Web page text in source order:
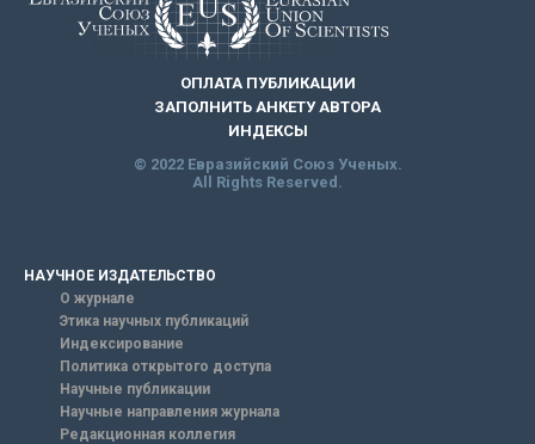
ОПЛАТА ПУБЛИКАЦИИ
ЗАПОЛНИТЬ АНКЕТУ АВТОРА
ИНДЕКСЫ
© 2022 Евразийский Союз Ученых.
All Rights Reserved.
НАУЧНОЕ ИЗДАТЕЛЬСТВО
О журнале
Этика научных публикаций
Индексирование
Политика открытого доступа
Научные публикации
Научные направления журнала
Редакционная коллегия